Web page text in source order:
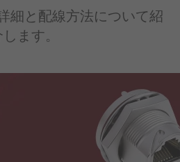
細と配線方法について紹
ます。